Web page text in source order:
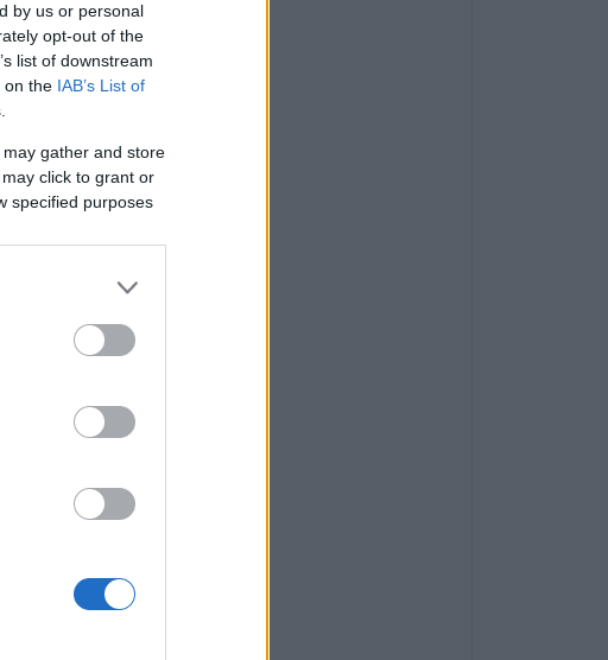
by us or personal
opt-out of the
list of downstream
on the IAB’s List of
gather and store
click to grant or
specified purposes